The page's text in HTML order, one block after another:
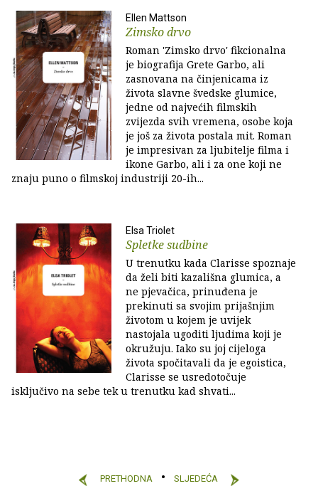
Ellen Mattson
Zimsko drvo
Roman 'Zimsko drvo' fikcionalna
je biografija Grete Garbo, ali
zasnovana na činjenicama iz
života slavne švedske glumice,
jedne od najvećih filmskih
zvijezda svih vremena, osobe koja
je još za života postala mit. Roman
je impresivan za ljubitelje filma i
ikone Garbo, ali i za one koji ne
znaju puno o filmskoj industriji 20-ih...
Elsa Triolet
Spletke sudbine
U trenutku kada Clarisse spoznaje
da želi biti kazališna glumica, a
ne pjevačica, prinuđena je
prekinuti sa svojim prijašnjim
životom u kojem je uvijek
nastojala ugoditi ljudima koji je
okružuju. Iako su joj cijeloga
života spočitavali da je egoistica,
Clarisse se usredotočuje
isključivo na sebe tek u trenutku kad shvati...
PRETHODNA SLJEDEĆA